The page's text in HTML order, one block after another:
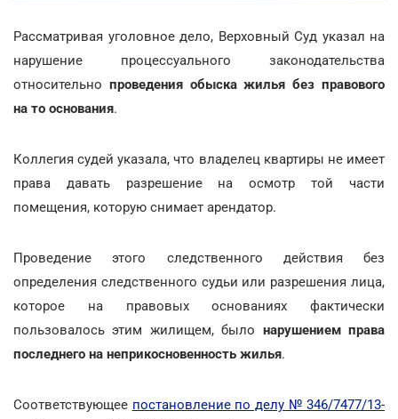
Рассматривая уголовное дело, Верховный Суд указал на
нарушение процессуального законодательства
относительно проведения обыска жилья без правового
на то основания.
Коллегия судей указала, что владелец квартиры не имеет
права давать разрешение на осмотр той части
помещения, которую снимает арендатор.
Проведение этого следственного действия без
определения следственного судьи или разрешения лица,
которое на правовых основаниях фактически
пользовалось этим жилищем, было нарушением права
последнего на неприкосновенность жилья.
Соответствующее постановление по делу № 346/7477/13-